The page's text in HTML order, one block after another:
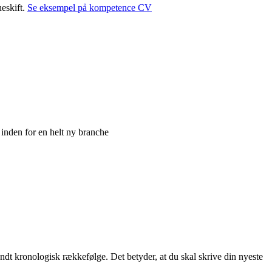
Se eksempel på kompetence CV
for en helt ny branche
kronologisk rækkefølge. Det betyder, at du skal skrive din nyeste